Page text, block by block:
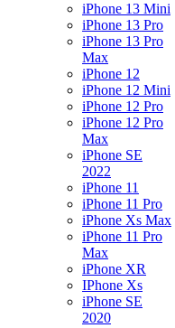
iPhone 13 Mini
iPhone 13 Pro
iPhone 13 Pro
Max
iPhone 12
iPhone 12 Mini
iPhone 12 Pro
iPhone 12 Pro
Max
iPhone SE
2022
iPhone 11
iPhone 11 Pro
iPhone Xs Max
iPhone 11 Pro
Max
iPhone XR
IPhone Xs
iPhone SE
2020